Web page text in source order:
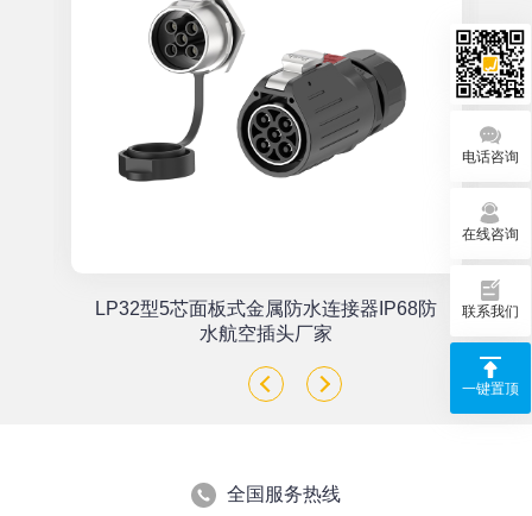
LP32型5芯面板式金属防水连接器IP68防
水航空插头厂家
全国服务热线
电话咨询
在线咨询
联系我们
一键置顶